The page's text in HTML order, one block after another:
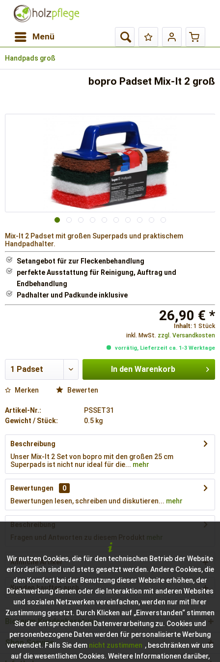
Menü
Handpads groß
bopro Padset Mix-It 2 groß
Mix-It 2 Padset mit großen Superpads und praktischem
Handpadhalter.
Setangebot für zur Fleckenbehandlung
perfekte Ausstattung für Reinigung, Auftrag und
Endbehandlung
Padhalter und Padkunde inklusive
26,90 € *
Inhalt: 1 Stück
inkl. MwSt. zzgl. Versandkosten
vorrätig, Lieferzeit ca. 1-3 Werktage
In den Warenkorb
Merken Bewerten
Artikel-Nr.:
PSSET31
Gewicht / Stück:
0.5 kg
Beschreibung
Unser Mix-It 2 Set von bopro mit den großen 25 cm
Superpads ist nicht nur ideal für die... mehr
Bewertungen
0
Bewertungen lesen, schreiben und diskutieren... mehr
Beschreibung
Fragen und Antworten zu diesem Produkt mehr
Ähnliche Artikel
Kunden kauften auch
Bioraum Kundenberatung
Shop Service
Wir nutzen Cookies, die für den technischen Betrieb der Website
erforderlich sind und stets gesetzt werden. Andere Cookies, die
den Komfort bei der Benutzung dieser Website erhöhen, der
Direktwerbung dienen oder die Interaktion mit anderen Websites
und sozialen Netzwerken vereinfachen, werden nur mit Ihrer
Zustimmung gesetzt. Durch Klicken auf „Einverstanden“ stimmen
Sie der entsprechenden Datenverarbeitung zu. Cookies und
personenbezogene Daten werden für personalisierte Werbung
verwendet. Falls Sie dem nicht zustimmen , beschränken wir uns
auf die wesentlichen Cookies. Weitere Informationen darüber,